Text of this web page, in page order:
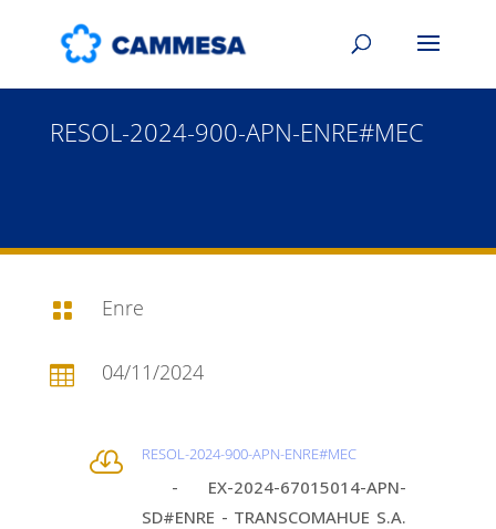
RESOL-2024-900-APN-ENRE#MEC
 Enre
 04/11/2024
 RESOL-2024-900-APN-ENRE#MEC
- EX-2024-67015014-APN-
SD#ENRE - TRANSCOMAHUE S.A.